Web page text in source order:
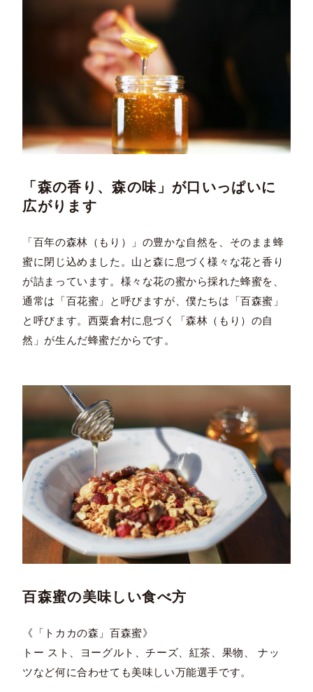
「森の香り、森の味」が口いっぱいに
広がります
「百年の森林（もり）」の豊かな自然を、そのまま蜂
蜜に閉じ込めました。山と森に息づく様々な花と香り
が詰まっています。様々な花の蜜から採れた蜂蜜を、
通常は「百花蜜」と呼びますが、僕たちは「百森蜜」
と呼びます。西粟倉村に息づく「森林（もり）の自
然」が生んだ蜂蜜だからです。
百森蜜の美味しい食べ方
《「トカカの森」百森蜜》
トー スト、ヨーグルト、チーズ、紅茶、果物、 ナッ
ツなど何に合わせても美味しい万能選手です。